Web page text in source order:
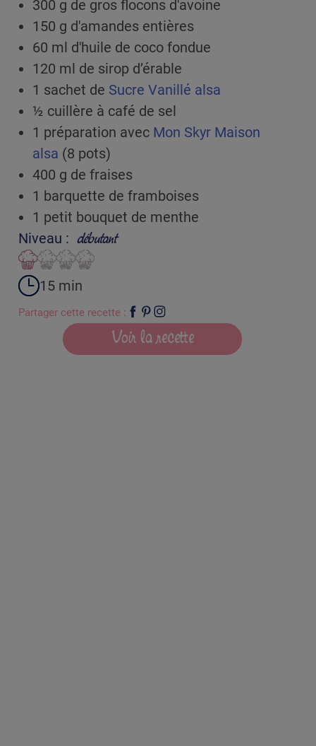
300 g de gros flocons d'avoine
150 g d'amandes entières
60 ml d'huile de coco fondue
120 ml de sirop d’érable
1 sachet de Sucre Vanillé alsa
½ cuillère à café de sel
1 préparation avec Mon Skyr Maison
alsa (8 pots)
400 g de fraises
1 barquette de framboises
1 petit bouquet de menthe
Niveau : débutant
15 min
Partager cette recette :
Voir la recette